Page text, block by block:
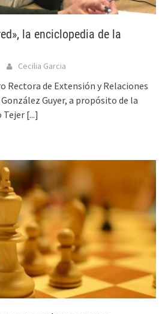
la enciclopedia de la
Cecilia Garcia
Rectora de Extensión y Relaciones
Guyer, a propósito de la
Tejer [...]